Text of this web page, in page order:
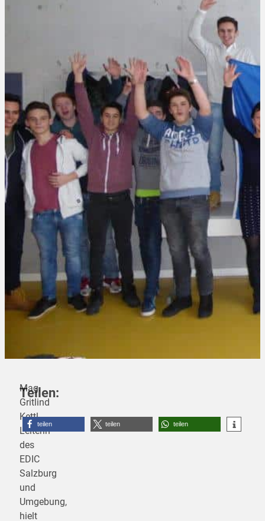
Mag.
Gritlind
Kettl,
Leiterin
des
EDIC
Salzburg
und
Umgebung,
hielt
Teilen:
teilen teilen teilen